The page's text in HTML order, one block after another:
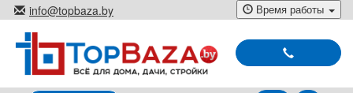
Перейти
к
основному
содержанию
Время работы
info@topbaza.by
г.Минск, ул. Радиальная, 40,
каб. 707-5
Выбирай
ипокупай